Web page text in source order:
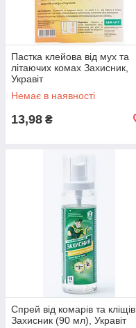
Пастка клейова від мух та
літаючих комах Захисник,
Укравіт
Немає в наявності
13,98 ₴
Спрей від комарів та кліщів
Захисник (90 мл), Укравіт